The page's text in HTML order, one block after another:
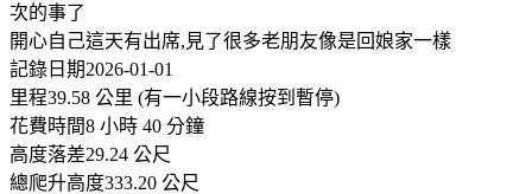
次的事了
開心自己這天有出席,見了很多老朋友像是回娘家一樣
記錄日期2026-01-01
里程39.58 公里 (有一小段路線按到暫停)
花費時間8 小時 40 分鐘
高度落差29.24 公尺
總爬升高度333.20 公尺